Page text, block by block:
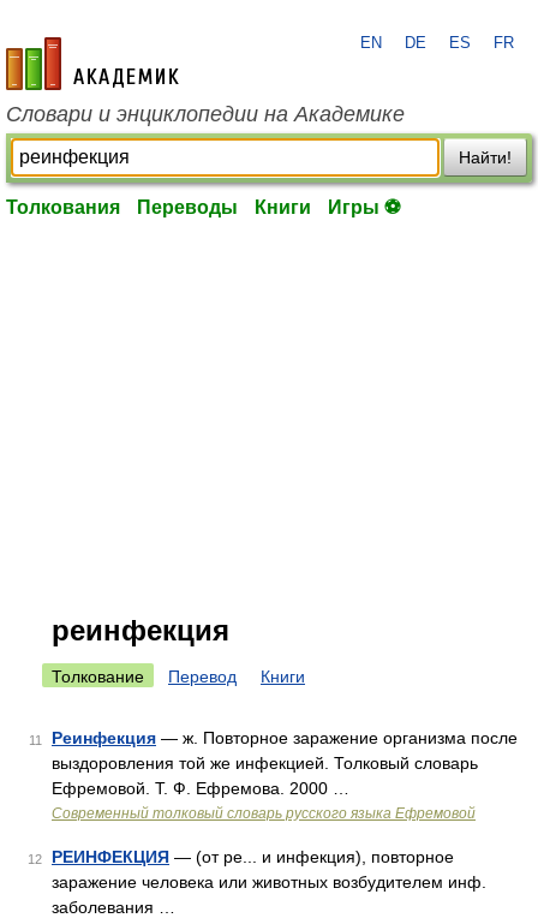
academic.ru
EN DE ES FR
Словари и энциклопедии на Академике
Найти!
Толкования Переводы Книги Игры ⚽
реинфекция
Толкование Перевод Книги
11 Реинфекция — ж. Повторное заражение организма после
выздоровления той же инфекцией. Толковый словарь
Ефремовой. Т. Ф. Ефремова. 2000 …
Современный толковый словарь русского языка Ефремовой
12 РЕИНФЕКЦИЯ — (от ре... и инфекция), повторное
заражение человека или животных возбудителем инф.
заболевания …